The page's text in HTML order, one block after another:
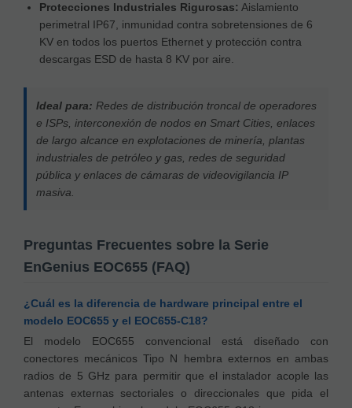
Protecciones Industriales Rigurosas: Aislamiento
perimetral IP67, inmunidad contra sobretensiones de 6
KV en todos los puertos Ethernet y protección contra
descargas ESD de hasta 8 KV por aire.
Ideal para: Redes de distribución troncal de operadores
e ISPs, interconexión de nodos en Smart Cities, enlaces
de largo alcance en explotaciones de minería, plantas
industriales de petróleo y gas, redes de seguridad
pública y enlaces de cámaras de videovigilancia IP
masiva.
Preguntas Frecuentes sobre la Serie
EnGenius EOC655 (FAQ)
¿Cuál es la diferencia de hardware principal entre el
modelo EOC655 y el EOC655-C18?
El modelo EOC655 convencional está diseñado con
conectores mecánicos Tipo N hembra externos en ambas
radios de 5 GHz para permitir que el instalador acople las
antenas externas sectoriales o direccionales que pida el